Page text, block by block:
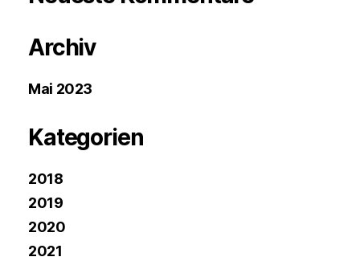
Archiv
Mai 2023
Kategorien
2018
2019
2020
2021